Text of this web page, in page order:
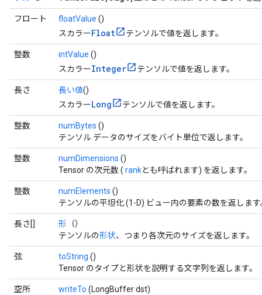
フロート floatValue ()
スカラーFloat テンソルで値を返します。
整数 intValue ()
スカラーInteger テンソルで値を返します。
長さ 長い値()
スカラーLong テンソルで値を返します。
整数 numBytes ()
テンソル データのサイズをバイト単位で返します。
整数 numDimensions ()
Tensor の次元数 ( rankとも呼ばれます) を返します。
整数 numElements ()
テンソルの平坦化 (1-D) ビュー内の要素の数を返します
長さ[] 形 （）
テンソルの形状、つまり各次元のサイズを返します。
弦 toString ()
Tensor のタイプと形状を説明する文字列を返します。
空所 writeTo (LongBuffer dst)